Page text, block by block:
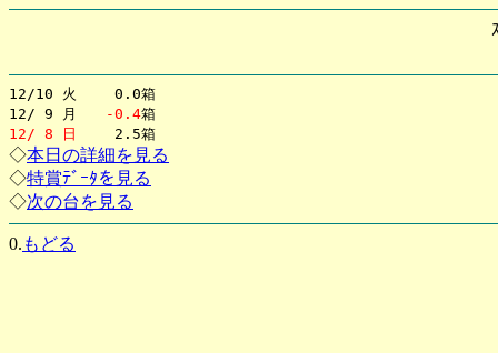
12/10 火 0.0箱
12/ 9 月
-0.4箱
12/ 8 日
2.5箱
◇本日の詳細を見る
◇特賞ﾃﾞｰﾀを見る
◇次の台を見る
0. もどる